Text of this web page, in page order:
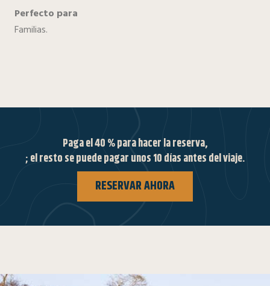
Perfecto para
Familias.
Paga el 40 % para hacer la reserva,
; el resto se puede pagar unos 10 días antes del viaje.
RESERVAR AHORA